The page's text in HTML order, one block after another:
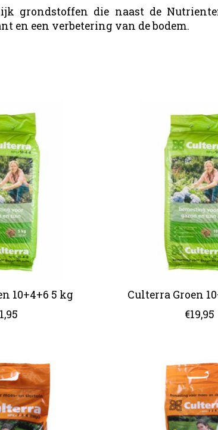
grondstoffen die naast de
en een verbetering van de bodem.
10+4+6 5 kg
Culterra Groen
€19,95